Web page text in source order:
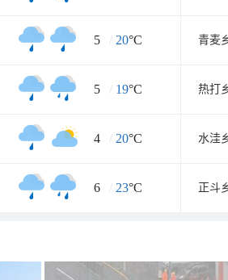
5 / 20°C 青麦
5 / 19°C 热打
4 / 20°C 水洼
6 / 23°C 正斗